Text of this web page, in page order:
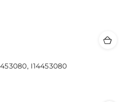
I14453080